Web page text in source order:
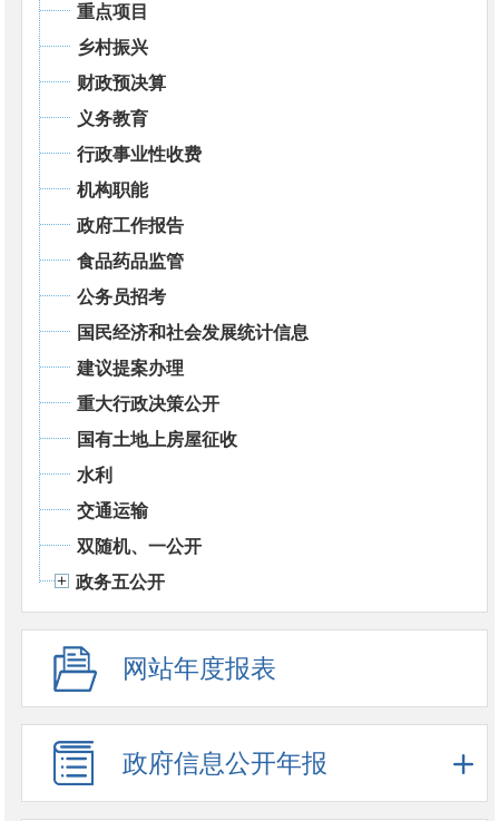
重点项目
乡村振兴
财政预决算
义务教育
行政事业性收费
机构职能
政府工作报告
食品药品监管
公务员招考
国民经济和社会发展统计信息
建议提案办理
重大行政决策公开
国有土地上房屋征收
水利
交通运输
双随机、一公开
政务五公开
网站年度报表
政府信息公开年报